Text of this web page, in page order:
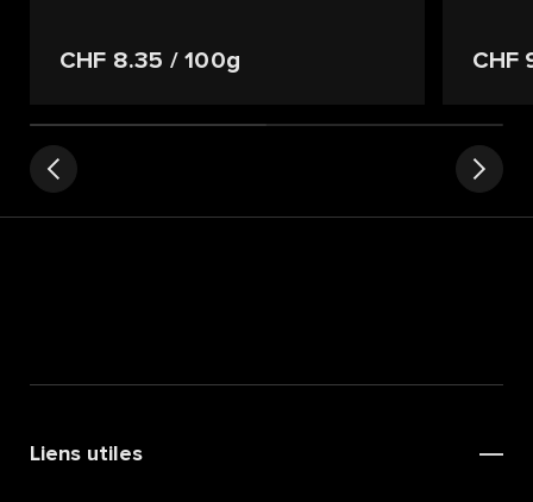
CHF 8.35 / 100g CHF
Liens utiles